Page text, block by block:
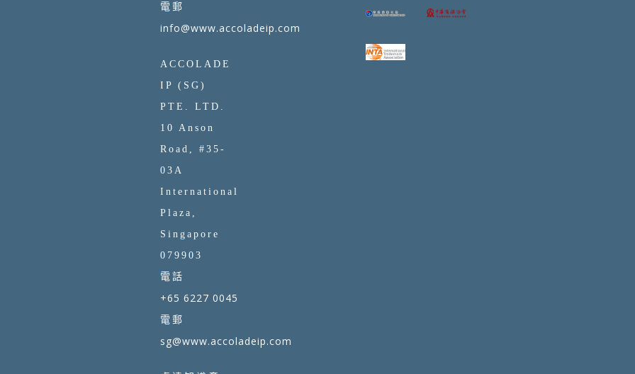
電郵
info@www.accoladeip.com
ACCOLADE
IP (SG)
PTE. LTD.
10 Anson
Road, #35-
03A
International
Plaza,
Singapore
079903
電話
+65 6227 0045
電郵
sg@www.accoladeip.com